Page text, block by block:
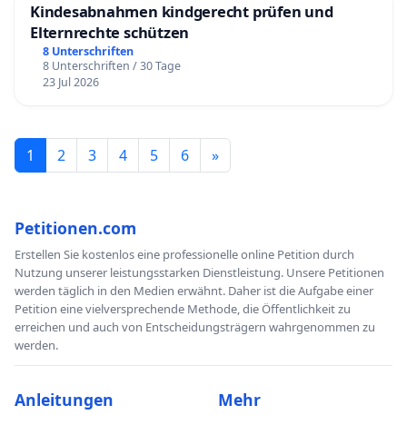
Kindesabnahmen kindgerecht prüfen und
Elternrechte schützen
8 Unterschriften
8 Unterschriften / 30 Tage
23 Jul 2026
1 2 3 4 5 6 »
Petitionen.com
Erstellen Sie kostenlos eine professionelle online Petition durch
Nutzung unserer leistungsstarken Dienstleistung. Unsere Petitionen
werden täglich in den Medien erwähnt. Daher ist die Aufgabe einer
Petition eine vielversprechende Methode, die Öffentlichkeit zu
erreichen und auch von Entscheidungsträgern wahrgenommen zu
werden.
Anleitungen Mehr